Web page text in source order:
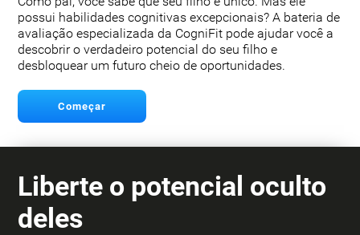
possui habilidades cognitivas excepcionais? A bateria de
avaliação especializada da CogniFit pode ajudar você a
descobrir o verdadeiro potencial do seu filho e
desbloquear um futuro cheio de oportunidades.
Começar
Liberte o potencial oculto
deles